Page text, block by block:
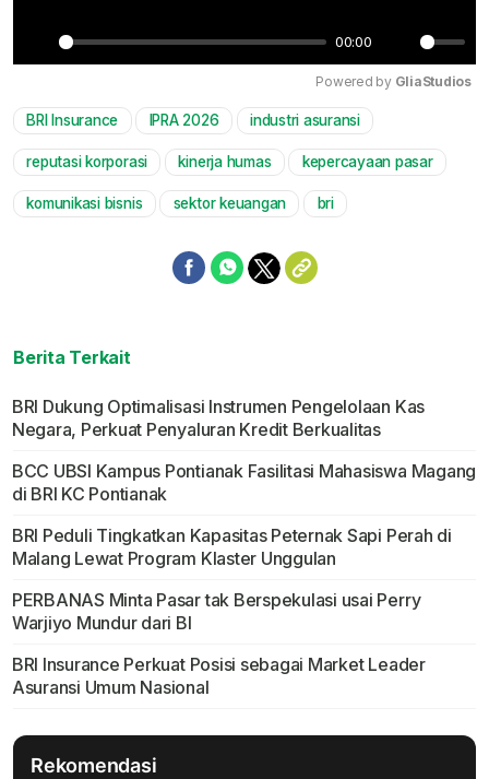
Play
00:00
Mute
Powered by GliaStudios
BRI Insurance IPRA 2026 industri asuransi
reputasi korporasi kinerja humas kepercayaan pasar
komunikasi bisnis sektor keuangan bri
Berita Terkait
BRI Dukung Optimalisasi Instrumen Pengelolaan Kas
Negara, Perkuat Penyaluran Kredit Berkualitas
BCC UBSI Kampus Pontianak Fasilitasi Mahasiswa Magang
di BRI KC Pontianak
BRI Peduli Tingkatkan Kapasitas Peternak Sapi Perah di
Malang Lewat Program Klaster Unggulan
PERBANAS Minta Pasar tak Berspekulasi usai Perry
Warjiyo Mundur dari BI
BRI Insurance Perkuat Posisi sebagai Market Leader
Asuransi Umum Nasional
Rekomendasi